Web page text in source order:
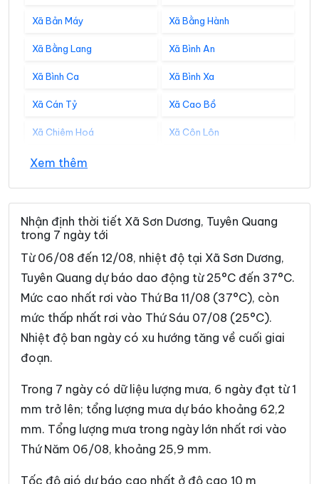
Xã Bản Máy Xã Bằng Hành
Xã Bằng Lang Xã Bình An
Xã Bình Ca Xã Bình Xa
Xã Cán Tỷ Xã Cao Bồ
Xã Chiêm Hoá Xã Côn Lôn
Xã Đồng Tâm
Xã Đồng Văn Xã Đồng Yên
Xã Du Già Xã Đường Hồng
Xã Đường Thượng
Xã Hàm Yên Xã Hồ Thầu
Xã Hòa An Xã Hoàng Su Phì
Xã Hồng Sơn Xã Hồng Thái
Xã Hùng An
Xã Hùng Lợi Xã Khâu Vai
Xã Khuôn Lùng Xã Kiên Đài
Xã Kiến Thiết Xã Kim Bình
Xem thêm
Nhận định thời tiết Xã Sơn Dương, Tuyên Quang
trong 7 ngày tới
Từ 06/08 đến 12/08, nhiệt độ tại Xã Sơn Dương,
Tuyên Quang dự báo dao động từ 25°C đến 37°C.
Mức cao nhất rơi vào Thứ Ba 11/08 (37°C), còn
mức thấp nhất rơi vào Thứ Sáu 07/08 (25°C).
Nhiệt độ ban ngày có xu hướng tăng về cuối giai
đoạn.
Trong 7 ngày có dữ liệu lượng mưa, 6 ngày đạt từ 1
mm trở lên; tổng lượng mưa dự báo khoảng 62,2
mm. Tổng lượng mưa trong ngày lớn nhất rơi vào
Thứ Năm 06/08, khoảng 25,9 mm.
Tốc độ gió dự báo cao nhất ở độ cao 10 m